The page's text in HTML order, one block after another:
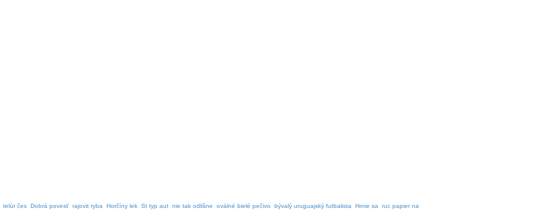
telúr čes Dobrá povesť rajovit ryba Horčíny lek St typ aut nie tak odlišne oválné bielé pečivo bývalý uruguajský futbalista Hrnie sa ruc papier na